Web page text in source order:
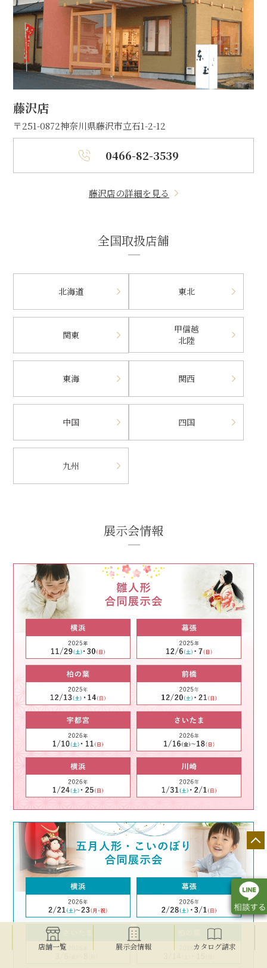
藤沢店
〒251-0872神奈川県藤沢市立石1-2-12
0466-82-3539
藤沢店の詳細を見る
全国取扱店舗
北海道 東北
関東
甲信越
北陸
東海 関西
中国 四国
九州
展示会情報
店舗一覧 展示会情報 カタログ請求